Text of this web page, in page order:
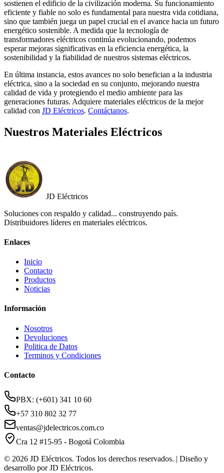
sostienen el edificio de la civilización moderna. Su funcionamiento
eficiente y fiable no solo es fundamental para nuestra vida cotidiana,
sino que también juega un papel crucial en el avance hacia un futuro
energético sostenible. A medida que la tecnología de
transformadores eléctricos continúa evolucionando, podemos
esperar mejoras significativas en la eficiencia energética, la
sostenibilidad y la fiabilidad de nuestros sistemas eléctricos.
En última instancia, estos avances no solo benefician a la industria
eléctrica, sino a la sociedad en su conjunto, mejorando nuestra
calidad de vida y protegiendo el medio ambiente para las
generaciones futuras. Adquiere materiales eléctricos de la mejor
calidad con JD Eléctricos. Contáctanos.
Nuestros Materiales Eléctricos
JD Eléctricos
Soluciones con respaldo y calidad... construyendo país.
Distribuidores líderes en materiales eléctricos.
Enlaces
Inicio
Contacto
Productos
Noticias
Información
Nosotros
Devoluciones
Politica de Datos
Terminos y Condiciones
Contacto
PBX: (+601) 341 10 60
+57 310 802 32 77
ventas@jdelectricos.com.co
Cra 12 #15-95 - Bogotá Colombia
© 2026 JD Eléctricos. Todos los derechos reservados. | Diseño y
desarrollo por JD Eléctricos.